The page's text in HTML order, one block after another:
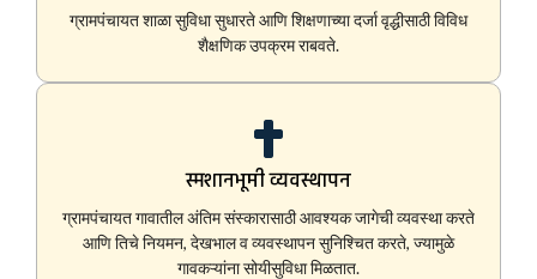
ग्रामपंचायत शाळा सुविधा सुधारते आणि शिक्षणाच्या दर्जा वृद्धीसाठी विविध
शैक्षणिक उपक्रम राबवते.
स्मशानभूमी व्यवस्थापन
ग्रामपंचायत गावातील अंतिम संस्कारासाठी आवश्यक जागेची व्यवस्था करते
आणि तिचे नियमन, देखभाल व व्यवस्थापन सुनिश्चित करते, ज्यामुळे
गावकऱ्यांना सोयीसुविधा मिळतात.